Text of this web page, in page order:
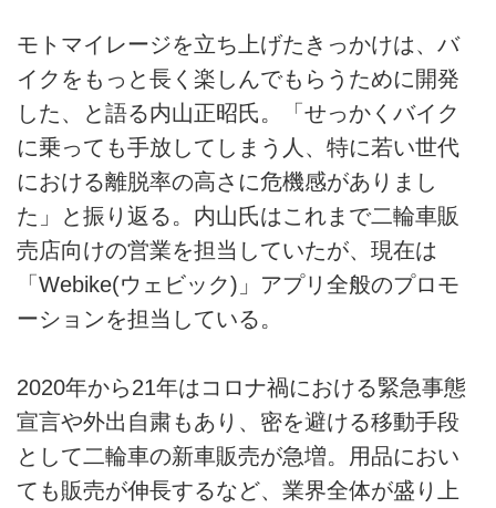
モトマイレージを立ち上げたきっかけは、バ
イクをもっと長く楽しんでもらうために開発
した、と語る内山正昭氏。「せっかくバイク
に乗っても手放してしまう人、特に若い世代
における離脱率の高さに危機感がありまし
た」と振り返る。内山氏はこれまで二輪車販
売店向けの営業を担当していたが、現在は
「Webike(ウェビック)」アプリ全般のプロモ
ーションを担当している。
2020年から21年はコロナ禍における緊急事態
宣言や外出自粛もあり、密を避ける移動手段
として二輪車の新車販売が急増。用品におい
ても販売が伸長するなど、業界全体が盛り上